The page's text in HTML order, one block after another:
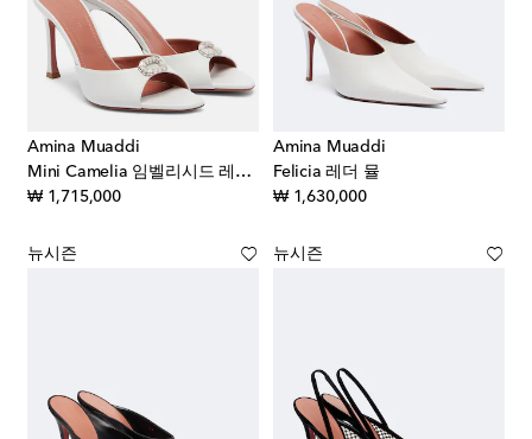
Amina Muaddi
Mini Camelia 임벨리시드 레더 뮬
₩ 1,715,000original price
Amina Muaddi
Felicia 레더 뮬
₩ 1,630,000original price
뉴시즌 뉴시즌